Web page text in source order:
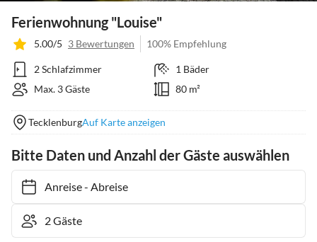
Ferienwohnung "Louise"
5.00/5 3 Bewertungen 100% Empfehlung
2 Schlafzimmer
1 Bäder
Max. 3 Gäste
80 m²
TecklenburgAuf Karte anzeigen
Bitte Daten und Anzahl der Gäste auswählen
Anreise- Abreise